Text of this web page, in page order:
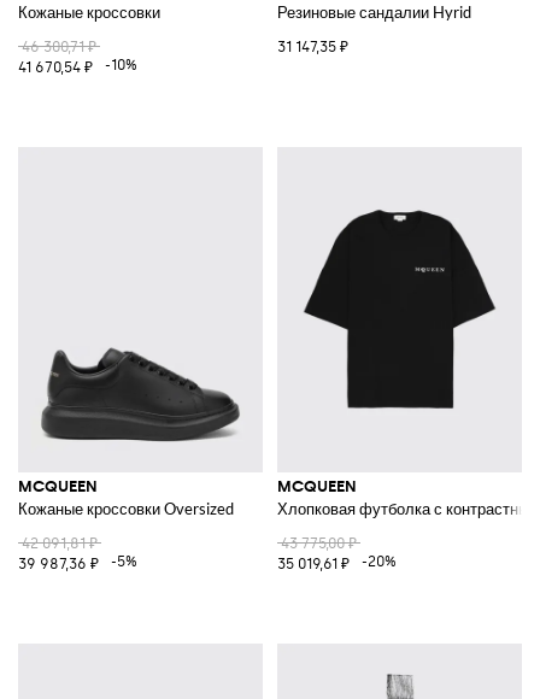
Кожаные кроссовки
46 300,71 ₽
41 670,54 ₽
-10%
Резиновые сандалии Hyrid
31 147,35 ₽
MCQUEEN
Кожаные кроссовки Oversized
42 091,81 ₽
39 987,36 ₽
-5%
MCQUEEN
Хлопковая футболка с
43 775,00 ₽
35 019,61 ₽
-20%